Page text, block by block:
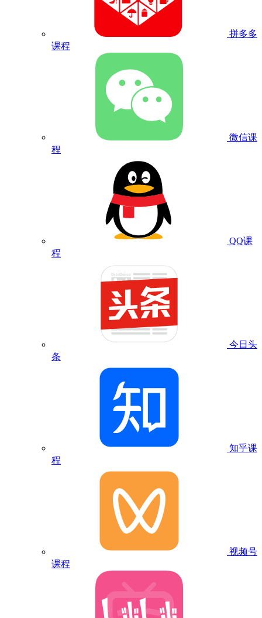
拼多多
课程
微信课
程
QQ课
程
今日头
条
知乎课
程
视频号
课程